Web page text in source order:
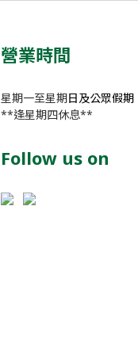
營業時間
星期一至星期日及公眾假期
**逢星期四休息**
Follow us on